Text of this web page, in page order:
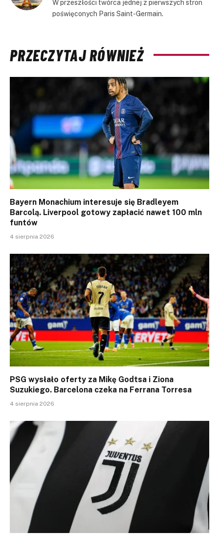
W przeszłości twórca jednej z pierwszych stron
poświęconych Paris Saint-Germain.
PRZECZYTAJ RÓWNIEŻ
Bayern Monachium interesuje się Bradleyem
Barcolą. Liverpool gotowy zapłacić nawet 100 mln
funtów
4 sierpnia 2026
PSG wysłało oferty za Mikę Godtsa i Ziona
Suzukiego. Barcelona czeka na Ferrana Torresa
4 sierpnia 2026